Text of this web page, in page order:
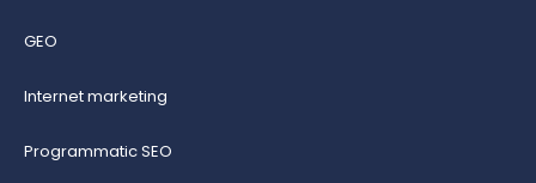
GEO
Internet marketing
Programmatic SEO